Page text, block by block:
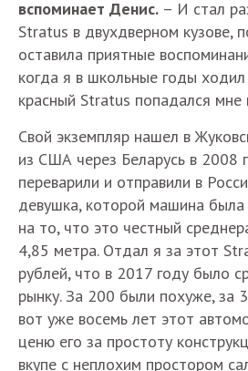
вспоминает Денис. – И стал
Stratus в двухдверном кузове,
оставила приятные
когда я в школьные годы
красный Stratus попадался мне
Свой экземпляр нашел в
из США через Беларусь в 2008
переварили и отправили в
девушка, которой машина была
на то, что это честный
4,85 метра. Отдал я за этот
рублей, что в 2017 году было
рынку. За 200 были похуже, за
вот уже восемь лет этот
ценю его за простоту
вкупе с неплохим простором